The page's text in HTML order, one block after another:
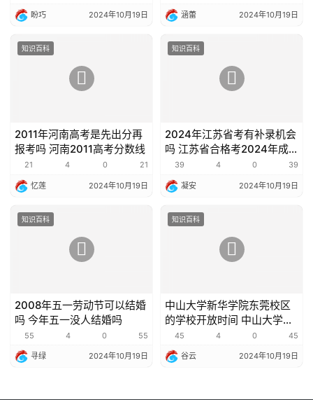
盼巧 2024年10月19日 涵蕾 2024年10月19日
知识百科
2011年河南高考是先出分再
报考吗 河南2011高考分数线
21 4 0 21
忆莲 2024年10月19日
知识百科
2024年江苏省考有补录机会
吗 江苏省合格考2024年成
绩查询
39 4 0 39
凝安 2024年10月19日
知识百科
2008年五一劳动节可以结婚
吗 今年五一没人结婚吗
55 4 0 55
寻绿 2024年10月19日
知识百科
中山大学新华学院东莞校区
的学校开放时间 中山大学新
华学院东莞校区
45 4 0 45
谷云 2024年10月19日